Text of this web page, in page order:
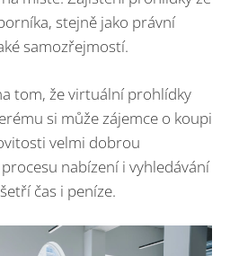
stejně jako právní
samozřejmostí.
tom, že virtuální prohlídky
si může zájemce o koupi
velmi dobrou
nabízení i vyhledávání
čas i peníze.